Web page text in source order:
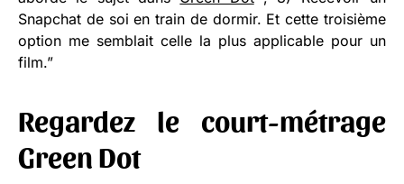
Snapchat de soi en train de dormir. Et cette troisième
option me semblait celle la plus applicable pour un
film.”
Regardez le court-métrage
Green Dot